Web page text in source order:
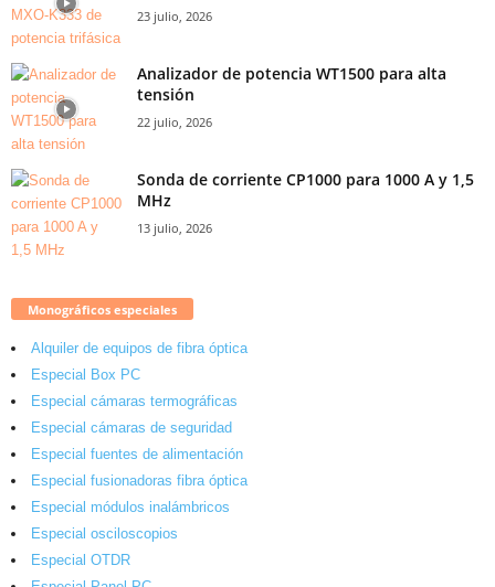
23 julio, 2026
Analizador de potencia WT1500 para alta
tensión
22 julio, 2026
Sonda de corriente CP1000 para 1000 A y 1,5
MHz
13 julio, 2026
Monográficos especiales
Alquiler de equipos de fibra óptica
Especial Box PC
Especial cámaras termográficas
Especial cámaras de seguridad
Especial fuentes de alimentación
Especial fusionadoras fibra óptica
Especial módulos inalámbricos
Especial osciloscopios
Especial OTDR